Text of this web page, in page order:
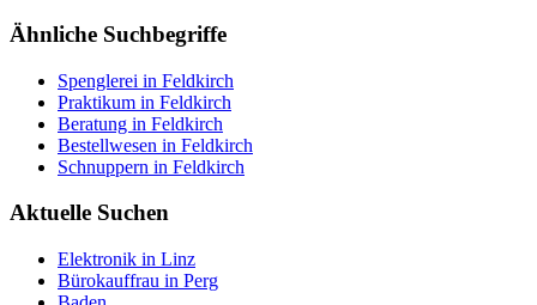
Ähnliche Suchbegriffe
Spenglerei in Feldkirch
Praktikum in Feldkirch
Beratung in Feldkirch
Bestellwesen in Feldkirch
Schnuppern in Feldkirch
Aktuelle Suchen
Elektronik in Linz
Bürokauffrau in Perg